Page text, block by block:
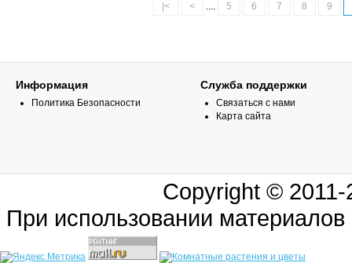
|< < .... 5 6 7 8 9
Информация
Политика Безопасности
Служба поддержки
Связаться с нами
Карта сайта
Copyright ©
При использовании